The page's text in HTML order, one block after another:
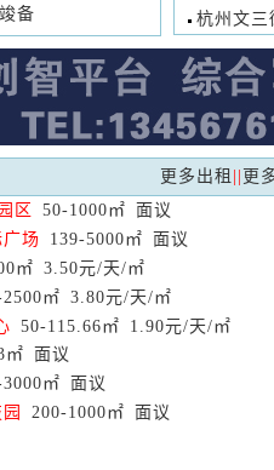
备
杭州文三
更多出租 更
区
50-1000㎡ 面议
场 139-5000㎡ 面议
㎡ 3.50元/天/㎡
2500㎡ 3.80元/天/㎡
50-115.66㎡ 1.90元/天/㎡
㎡ 面议
㎡ 面议
200-1000㎡ 面议